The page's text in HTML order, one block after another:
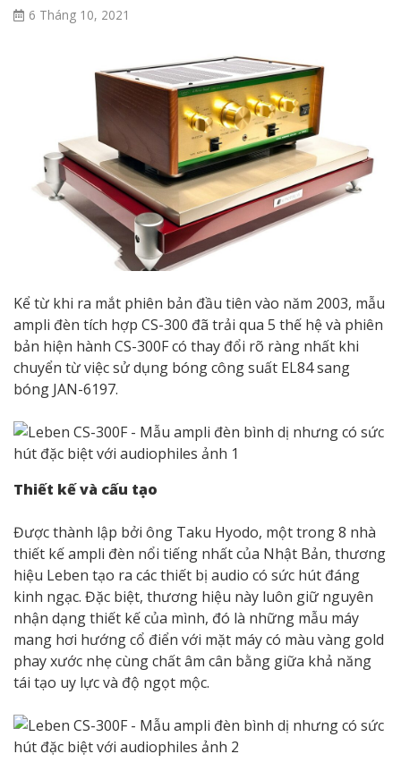
6 Tháng 10, 2021
Kể từ khi ra mắt phiên bản đầu tiên vào năm 2003, mẫu
ampli đèn tích hợp CS-300 đã trải qua 5 thế hệ và phiên
bản hiện hành CS-300F có thay đổi rõ ràng nhất khi
chuyển từ việc sử dụng bóng công suất EL84 sang
bóng JAN-6197.
Thiết kế và cấu tạo
Được thành lập bởi ông Taku Hyodo, một trong 8 nhà
thiết kế ampli đèn nổi tiếng nhất của Nhật Bản, thương
hiệu Leben tạo ra các thiết bị audio có sức hút đáng
kinh ngạc. Đặc biệt, thương hiệu này luôn giữ nguyên
nhận dạng thiết kế của mình, đó là những mẫu máy
mang hơi hướng cổ điển với mặt máy có màu vàng gold
phay xước nhẹ cùng chất âm cân bằng giữa khả năng
tái tạo uy lực và độ ngọt mộc.